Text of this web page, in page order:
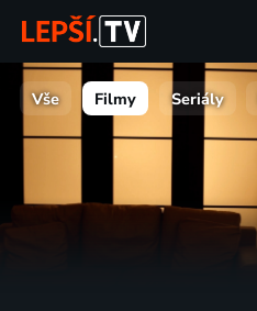
Vše Filmy Seriály